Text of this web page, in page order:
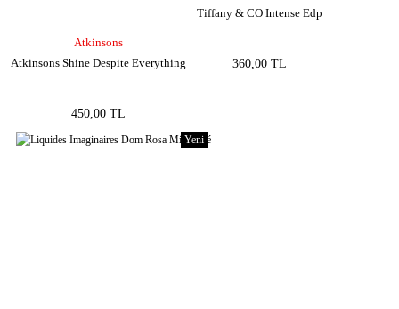
Atkinsons
Atkinsons Shine Despite Everything
450,00 TL
Tiffany & CO Intense Edp
360,00 TL
Yeni